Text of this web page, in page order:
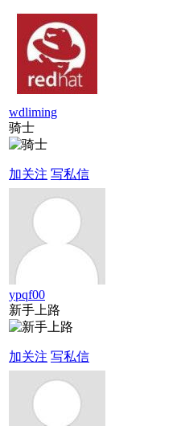
wdliming
骑士
加关注 写私信
ypqf00
新手上路
加关注 写私信